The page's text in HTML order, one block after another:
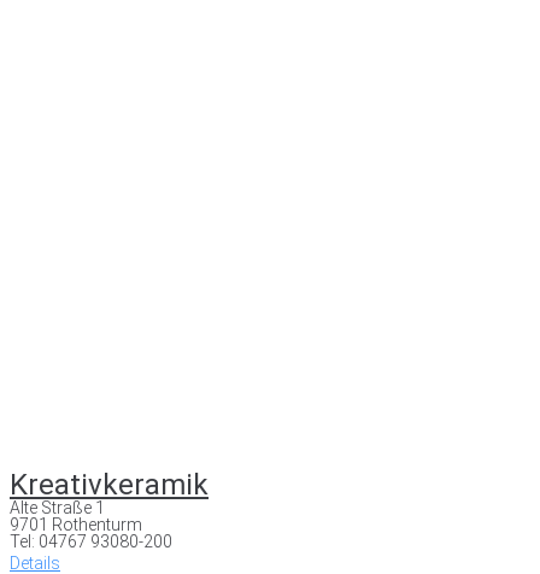
Kreativkeramik
Alte Straße 1
9701 Rothenturm
Tel: 04767 93080-200
Details